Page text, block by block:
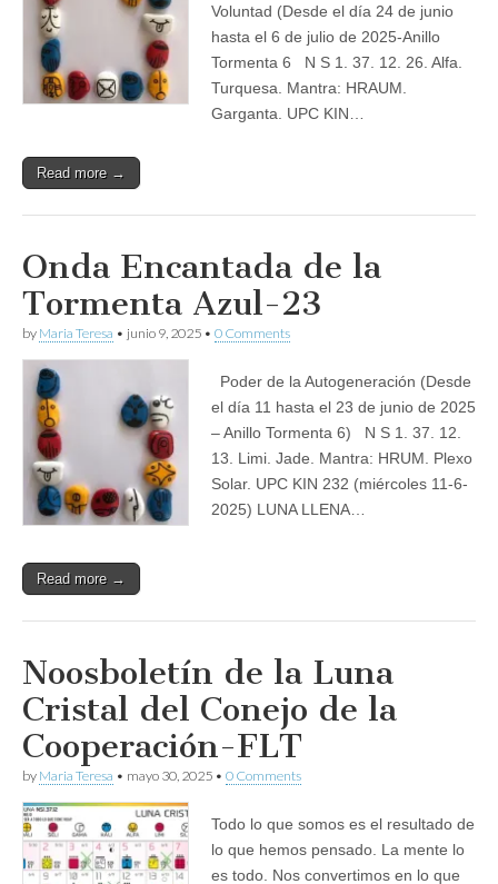
Voluntad (Desde el día 24 de junio
hasta el 6 de julio de 2025-Anillo
Tormenta 6 N S 1. 37. 12. 26. Alfa.
Turquesa. Mantra: HRAUM.
Garganta. UPC KIN…
Read more →
Onda Encantada de la
Tormenta Azul-23
by Maria Teresa • junio 9, 2025 • 0 Comments
Poder de la Autogeneración (Desde
el día 11 hasta el 23 de junio de 2025
– Anillo Tormenta 6) N S 1. 37. 12.
13. Limi. Jade. Mantra: HRUM. Plexo
Solar. UPC KIN 232 (miércoles 11-6-
2025) LUNA LLENA…
Read more →
Noosboletín de la Luna
Cristal del Conejo de la
Cooperación-FLT
by Maria Teresa • mayo 30, 2025 • 0 Comments
Todo lo que somos es el resultado de
lo que hemos pensado. La mente lo
es todo. Nos convertimos en lo que